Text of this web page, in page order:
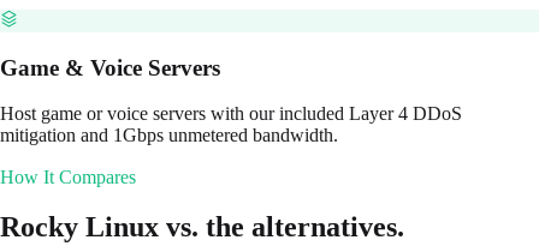
Game & Voice Servers
Host game or voice servers with our included Layer 4 DDoS
mitigation and 1Gbps unmetered bandwidth.
How It Compares
Rocky Linux vs. the alternatives.